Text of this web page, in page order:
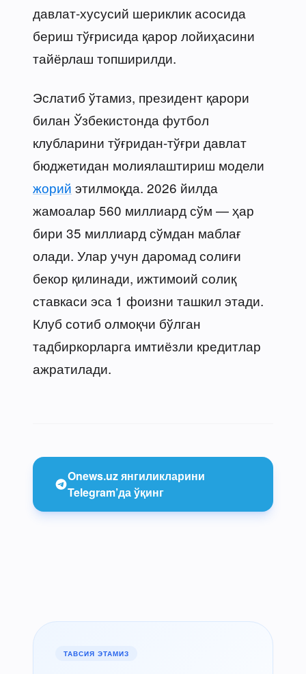
давлат-хусусий шериклик асосида
бериш тўғрисида қарор лойиҳасини
тайёрлаш топширилди.
Эслатиб ўтамиз, президент қарори
билан Ўзбекистонда футбол
клубларини тўғридан-тўғри давлат
бюджетидан молиялаштириш модели
жорий этилмоқда. 2026 йилда
жамоалар 560 миллиард сўм — ҳар
бири 35 миллиард сўмдан маблағ
олади. Улар учун даромад солиғи
бекор қилинади, ижтимоий солиқ
ставкаси эса 1 фоизни ташкил этади.
Клуб сотиб олмоқчи бўлган
тадбиркорларга имтиёзли кредитлар
ажратилади.
Onews.uz янгиликларини
Telegram’да ўқинг
ТАВСИЯ ЭТАМИЗ